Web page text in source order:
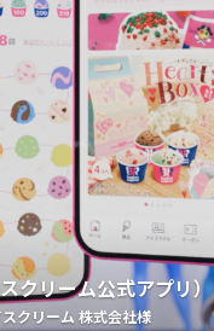
クリーム公式アプリ）
クリーム 株式会社様